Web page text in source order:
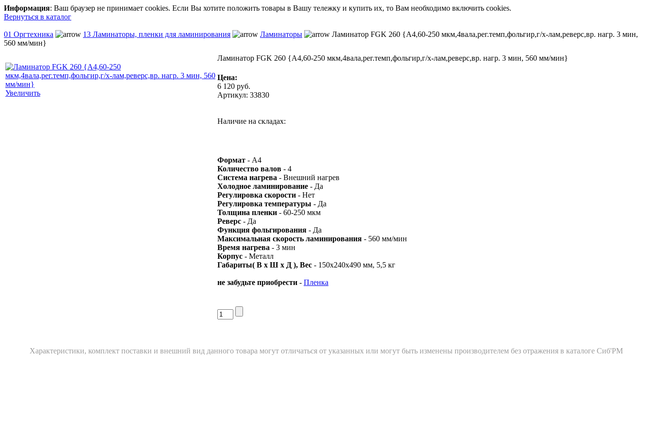
Информация: Ваш браузер не принимает cookies. Если Вы хотите положить товары в Вашу тележку и купить их, то Вам необходимо включить cookies.
Вернуться в каталог
01 Оргтехника 13 Ламинаторы, пленки для ламинирования Ламинаторы
Ламинатор FGK 260 {A4,60-250 мкм,4вала,рег.темп,фольгир,г/х-лам,реверс,вр. нагр. 3 мин,
560 мм/мин}
Увеличить
Ламинатор FGK 260 {A4,60-250 мкм,4вала,рег.темп,фольгир,г/х-лам,реверс,вр. нагр. 3 мин, 560 мм/мин}
Цена:
6 120 руб.
Артикул: 33830
Наличие на складах:
Формат - A4
Количество валов - 4
Cистема нагрева - Внешний нагрев
Холодное ламинирование - Да
Регулировка скорости - Нет
Регулировка температуры - Да
Толщина пленки - 60-250 мкм
Реверс - Да
Функция фольгирования - Да
Максимальная скорость ламинирования - 560 мм/мин
Время нагрева - 3 мин
Корпус - Металл
Габариты( В х Ш х Д ), Вес - 150x240x490 мм, 5,5 кг
не забудьте приобрести - Пленка
Xарактеристики, комплект поставки и внешний вид данного товара могут отличаться от указанных или могут быть изменены производителем без отражения в каталоге Сиб'РМ